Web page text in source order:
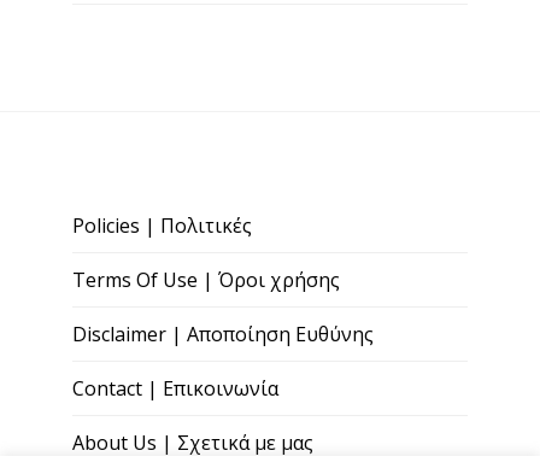
Policies | Πολιτικές
Terms Of Use | Όροι χρήσης
Disclaimer | Αποποίηση Ευθύνης
Contact | Επικοινωνία
About Us | Σχετικά με μας